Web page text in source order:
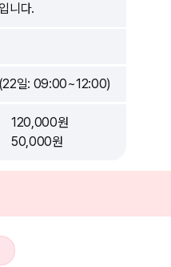
니다.
일: 09:00~12:00)
120,000원
50,000원